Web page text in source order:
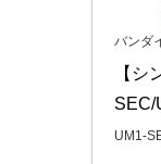
バンダ
【シ
SEC/
UM1-